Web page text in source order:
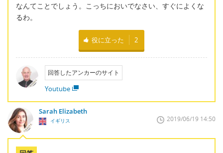
なんてことでしょう。こっちにおいでなさい、すぐによくな
るわ。
役に立った 2
回答したアンカーのサイト
Youtube
Sarah Elizabeth
イギリス 2019/06/19 14:50